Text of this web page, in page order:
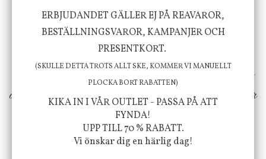
Vi vill förmedla känsla, upplevelse och
välbefinnande för dig och ditt hem! Med
inspiration från naturen och dess färgpalett
erbjuder vi omsorgsfullt utvalda produkter som
ökar trivsel i ditt hem och ger det lilla extra för
att öka ditt välmående!
ERBJUDANDET GÄLLER EJ PÅ REAVAROR,
BESTÄLLNINGSVAROR, KAMPANJER OCH
PRESENTKORT.
(SKULLE DETTA TROTS ALLT SKE, KOMMER VI MANUELLT
PLOCKA BORT RABATTEN)
KIKA IN I VÅR OUTLET - PASSA PÅ ATT
FYNDA!
UPP TILL 70 % RABATT.
Vi önskar dig en härlig dag!